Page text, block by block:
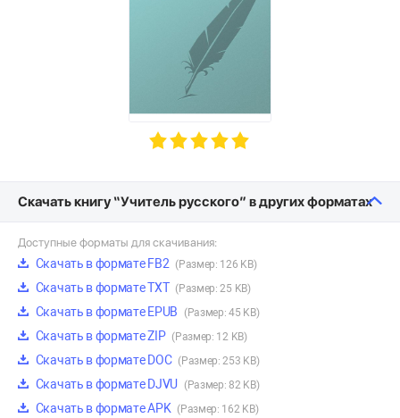
Скачать книгу “Учитель русского” в других форматах
Доступные форматы для скачивания:
Скачать в формате FB2 (Размер: 126 KB)
Скачать в формате TXT (Размер: 25 KB)
Скачать в формате EPUB (Размер: 45 KB)
Скачать в формате ZIP (Размер: 12 KB)
Скачать в формате DOC (Размер: 253 KB)
Скачать в формате DJVU (Размер: 82 KB)
Скачать в формате APK (Размер: 162 KB)